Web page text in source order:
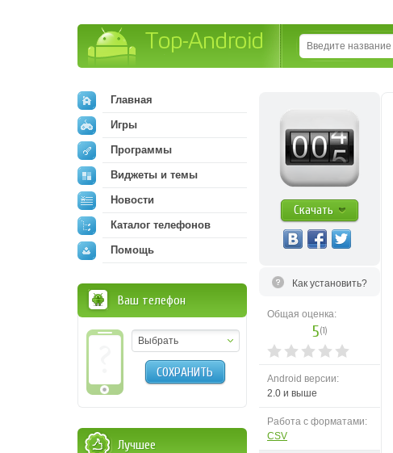
Скачать
Как установить?
Общая оценка:
5(1)
Android версии:
2.0 и выше
Работа с форматами:
CSV
Главная
Игры
Программы
Виджеты и темы
Новости
Каталог телефонов
Помощь
Ваш телефон
Выбрать
СОХРАНИТЬ
Лучшее